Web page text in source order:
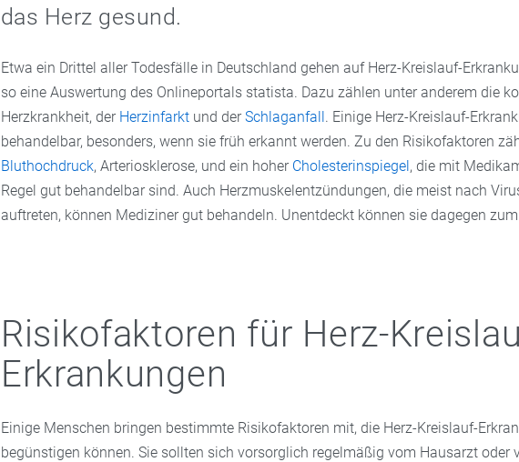
das Herz gesund.
Etwa ein Drittel aller Todesfälle in Deutschland gehen auf Herz-Kreislauf-
so eine Auswertung des Onlineportals statista. Dazu zählen unter anderem die
Herzkrankheit, der Herzinfarktund der Schlaganfall. Einige Herz-Kreislauf-
behandelbar, besonders, wenn sie früh erkannt werden. Zu den Risikofaktoren
Bluthochdruck, Arteriosklerose, und ein hoher Cholesterinspiegel, die mit
Regel gut behandelbar sind. Auch Herzmuskelentzündungen, die meist nach
auftreten, können Mediziner gut behandeln. Unentdeckt können sie dagegen
Risikofaktoren für Herz-
Erkrankungen
Einige Menschen bringen bestimmte Risikofaktoren mit, die Herz-Kreislauf-
begünstigen können. Sie sollten sich vorsorglich regelmäßig vom Hausarzt oder